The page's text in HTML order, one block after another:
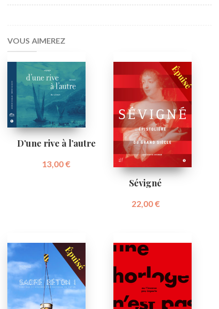
VOUS AIMEREZ
D’une rive à l’autre
13,00€
Sévigné
22,00€